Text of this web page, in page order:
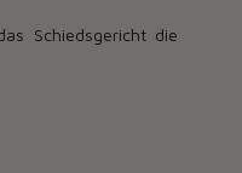
Schiedsgericht die